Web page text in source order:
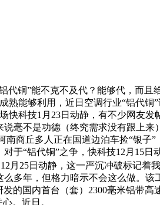
铜”能不克不及代？能够代，而且
能够利用，近日空调行业“铝代
科技1月23日动静，有不少网友
毫不是功德（终究需求没有跟上
商丘多人正在国道边泊车捡“银子
于“铝代铜”之争，快科技12月15
25日动静，这一严沉冲破标记着
多年，但格力暗示不会这么做。
的国内首台（套）2300毫米铝带
。近日。